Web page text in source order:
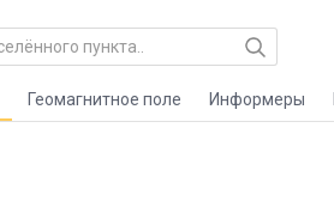
Геомагнитное поле Информеры